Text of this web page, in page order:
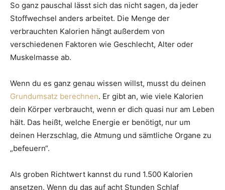
So ganz pauschal lässt sich das nicht sagen, da jeder
Stoffwechsel anders arbeitet. Die Menge der
verbrauchten Kalorien hängt außerdem von
verschiedenen Faktoren wie Geschlecht, Alter oder
Muskelmasse ab.
Wenn du es ganz genau wissen willst, musst du deinen
Grundumsatz berechnen. Er gibt an, wie viele Kalorien
dein Körper verbraucht, wenn er dich quasi nur am Leben
hält. Das heißt, welche Energie er benötigt, nur um
deinen Herzschlag, die Atmung und sämtliche Organe zu
„befeuern“.
Als groben Richtwert kannst du rund 1.500 Kalorien
ansetzen. Wenn du das auf acht Stunden Schlaf